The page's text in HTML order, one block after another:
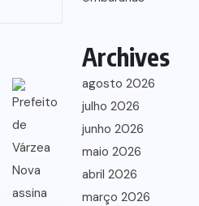
Archives
agosto 2026
julho 2026
junho 2026
maio 2026
abril 2026
março 2026